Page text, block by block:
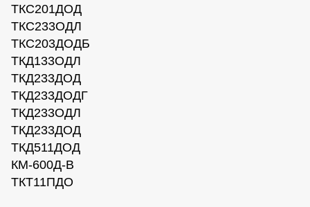
ТКС201ДОД
ТКС233ОДЛ
ТКС203ДОДБ
ТКД133ОДЛ
ТКД233ДОД
ТКД233ДОДГ
ТКД233ОДЛ
ТКД233ДОД
ТКД511ДОД
КМ-600Д-В
ТКТ11ПДО